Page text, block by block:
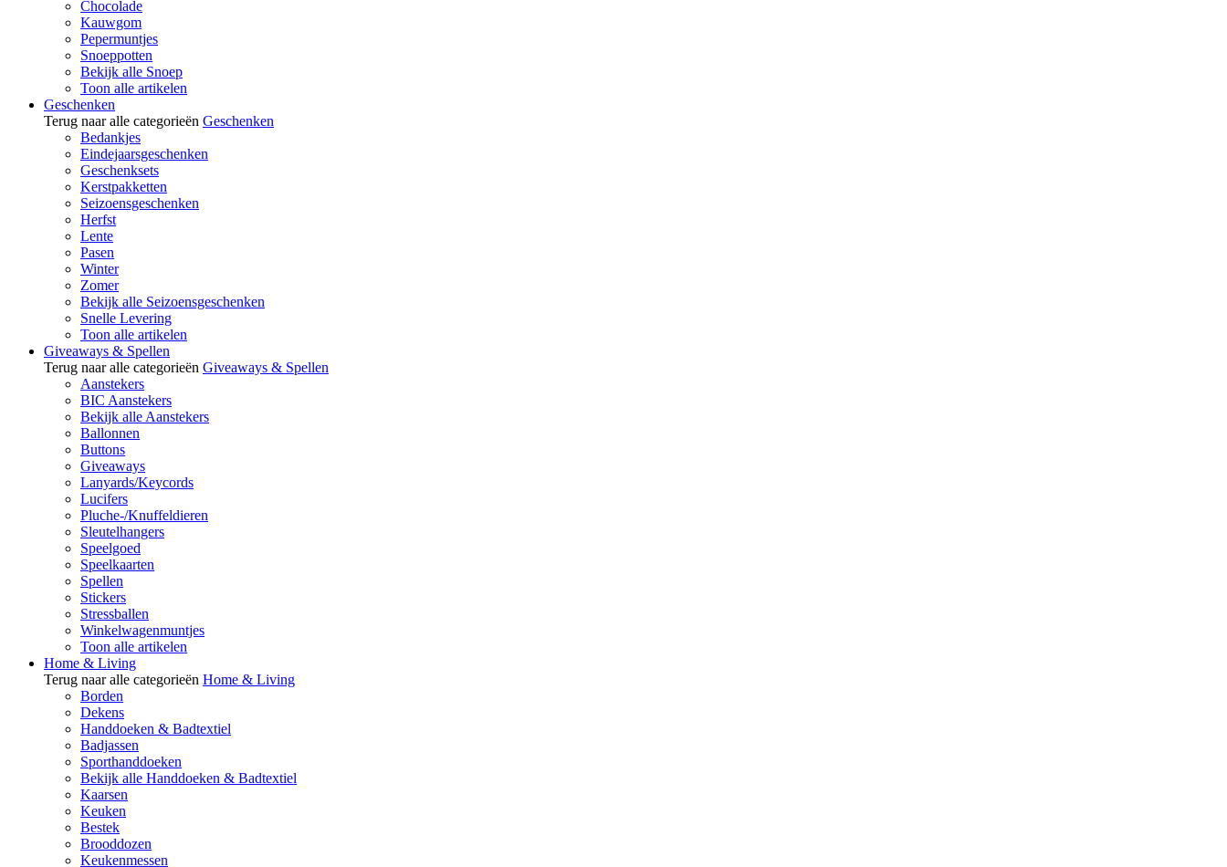
Chocolade
Kauwgom
Pepermuntjes
Snoeppotten
Bekijk alle Snoep
Toon alle artikelen
Geschenken
Terug naar alle categorieën Geschenken
Bedankjes
Eindejaarsgeschenken
Geschenksets
Kerstpakketten
Seizoensgeschenken
Herfst
Lente
Pasen
Winter
Zomer
Bekijk alle Seizoensgeschenken
Snelle Levering
Toon alle artikelen
Giveaways & Spellen
Terug naar alle categorieën Giveaways & Spellen
Aanstekers
BIC Aanstekers
Bekijk alle Aanstekers
Ballonnen
Buttons
Giveaways
Lanyards/Keycords
Lucifers
Pluche-/Knuffeldieren
Sleutelhangers
Speelgoed
Speelkaarten
Spellen
Stickers
Stressballen
Winkelwagenmuntjes
Toon alle artikelen
Home & Living
Terug naar alle categorieën Home & Living
Borden
Dekens
Handdoeken & Badtextiel
Badjassen
Sporthanddoeken
Bekijk alle Handdoeken & Badtextiel
Kaarsen
Keuken
Bestek
Brooddozen
Keukenmessen